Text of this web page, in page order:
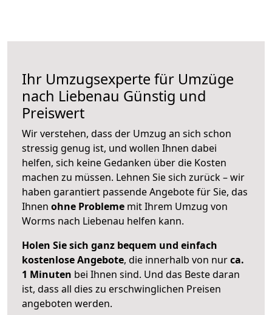
Ihr Umzugsexperte für Umzüge
nach Liebenau Günstig und
Preiswert
Wir verstehen, dass der Umzug an sich schon
stressig genug ist, und wollen Ihnen dabei
helfen, sich keine Gedanken über die Kosten
machen zu müssen. Lehnen Sie sich zurück – wir
haben garantiert passende Angebote für Sie, das
Ihnen ohne Probleme mit Ihrem Umzug von
Worms nach Liebenau helfen kann.
Holen Sie sich ganz bequem und einfach
kostenlose Angebote, die innerhalb von nurca.
1 Minuten bei Ihnen sind. Und das Beste daran
ist, dass all dies zu erschwinglichen Preisen
angeboten werden.